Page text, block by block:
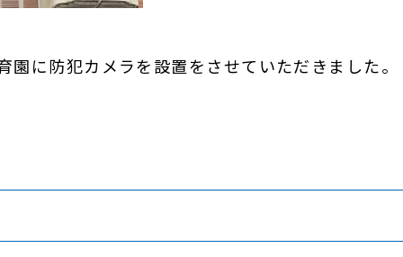
園に防犯カメラを設置をさせていただきました。